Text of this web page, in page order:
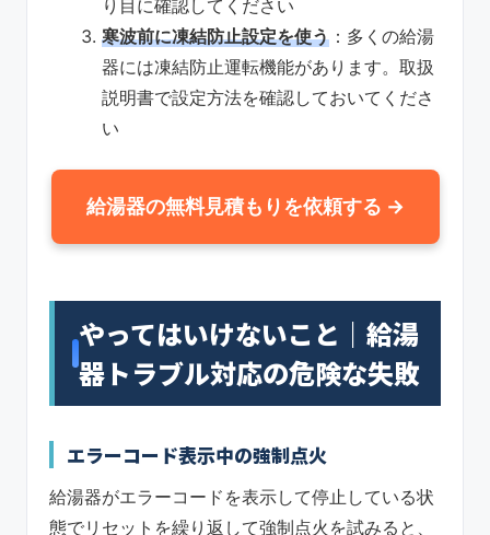
り目に確認してください
寒波前に凍結防止設定を使う ：多くの給湯
器には凍結防止運転機能があります。取扱
説明書で設定方法を確認しておいてくださ
い
給湯器の無料見積もりを依頼する →
やってはいけないこと｜給湯
器トラブル対応の危険な失敗
エラーコード表示中の強制点火
給湯器がエラーコードを表示して停止している状
態でリセットを繰り返して強制点火を試みると、